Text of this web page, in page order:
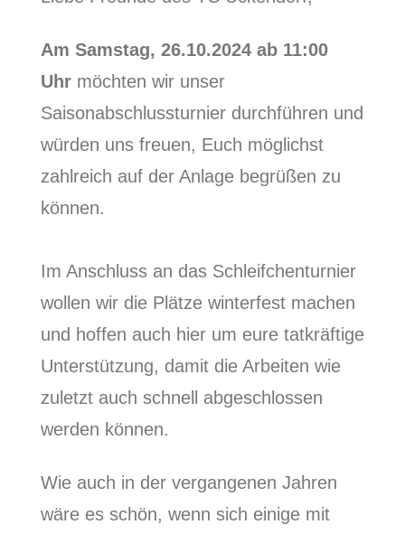
Am Samstag, 26.10.2024 ab 11:00
Uhrmöchten wir unser
Saisonabschlussturnier durchführen und
würden uns freuen, Euch möglichst
zahlreich auf der Anlage begrüßen zu
können.
Im Anschluss an das Schleifchenturnier
wollen wir die Plätze winterfest machen
und hoffen auch hier um eure tatkräftige
Unterstützung, damit die Arbeiten wie
zuletzt auch schnell abgeschlossen
werden können.
Wie auch in der vergangenen Jahren
wäre es schön, wenn sich einige mit